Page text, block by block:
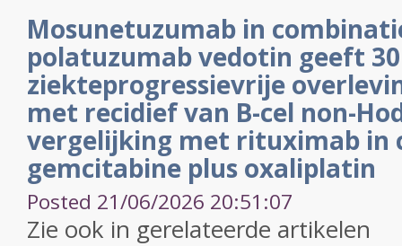
Mosunetuzumab in
polatuzumab vedotin geeft
ziekteprogressievrije
met recidief van B-cel non-
vergelijking met rituximab in
gemcitabine plus oxaliplatin
Posted 21/06/2026 20:51:07
Zie ook in gerelateerde artikelen